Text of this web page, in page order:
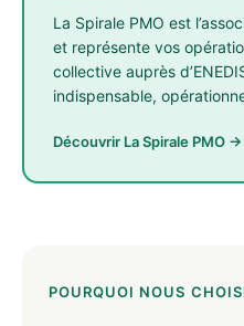
La Spirale PMO est
et représente vos
collective auprès
indispensable,
Découvrir La Spirale PMO →
POURQUOI NOUS